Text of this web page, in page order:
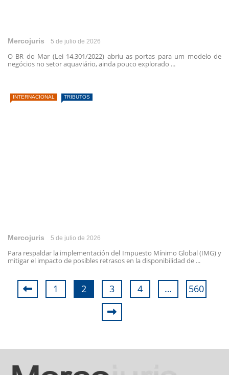
Mercojuris 5 de julio de 2026
O BR do Mar (Lei 14.301/2022) abriu as portas para um modelo de
negócios no setor aquaviário, ainda pouco explorado ...
INTERNACIONAL TRIBUTOS
Mercojuris 5 de julio de 2026
Para respaldar la implementación del Impuesto Mínimo Global (IMG) y
mitigar el impacto de posibles retrasos en la disponibilidad de ...
1 2 3 4 … 560